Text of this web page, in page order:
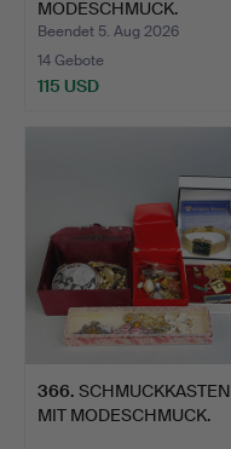
MODESCHMUCK.
Beendet 5. Aug 2026
14 Gebote
115 USD
366. SCHMUCKKASTEN
MIT MODESCHMUCK.